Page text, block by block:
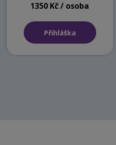
1350 Kč / osoba
Přihláška